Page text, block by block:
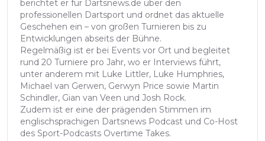
berichtet er für Dartsnews.de über den
professionellen Dartsport und ordnet das aktuelle
Geschehen ein – von großen Turnieren bis zu
Entwicklungen abseits der Bühne.
Regelmäßig ist er bei Events vor Ort und begleitet
rund 20 Turniere pro Jahr, wo er Interviews führt,
unter anderem mit Luke Littler, Luke Humphries,
Michael van Gerwen, Gerwyn Price sowie Martin
Schindler, Gian van Veen und Josh Rock.
Zudem ist er eine der prägenden Stimmen im
englischsprachigen Dartsnews Podcast und Co-Host
des Sport-Podcasts Overtime Takes.